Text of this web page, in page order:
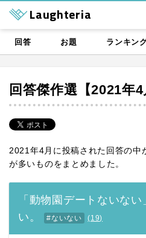
Laughteria
回答 お題 ランキン
回答傑作選【2021年4
2021年4月に投稿された回答の中
が多いものをまとめました。
「動物園デートないな
い。 #ないない (19)